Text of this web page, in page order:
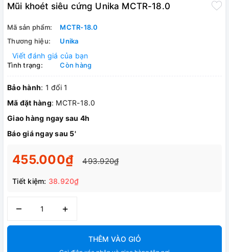
Mũi khoét siêu cứng Unika MCTR-18.0
Mã sản phẩm:
MCTR-18.0
Thương hiệu:
Unika
Viết đánh giá của bạn
Tình trạng: Còn hàng
Bảo hành: 1 đổi 1
Mã đặt hàng: MCTR-18.0
Giao hàng ngay sau 4h
Báo giá ngay sau 5'
455.000₫ 493.920₫
Tiết kiệm: 38.920₫
– +
THÊM VÀO GIỎ